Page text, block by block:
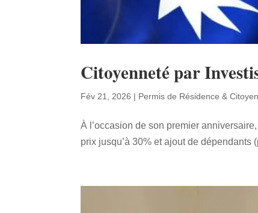
Citoyenneté par
Fév 21, 2026 | Permis de Résidence &
À l’occasion de son premier
prix jusqu’à 30% et ajout de